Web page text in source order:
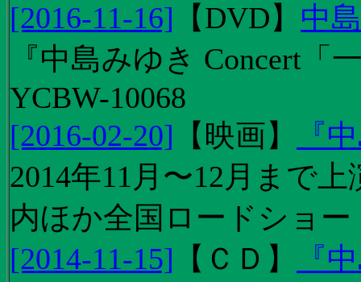
[2016-11-16] 【DVD】 中
『中島みゆき Concert
YCBW-10068
[2016-02-20] 【 映画】
『
2014年11月〜12月まで
内ほか全国ロードショー
[2014-11-15] 【 ＣＤ 】
『